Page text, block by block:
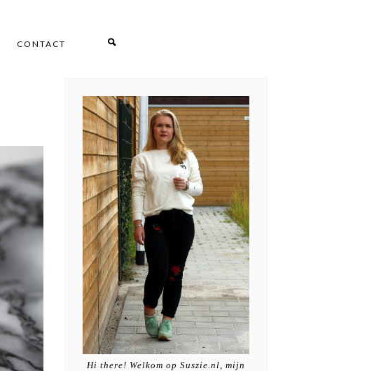
CONTACT
Hi there! Welkom op Suszie.nl, mijn